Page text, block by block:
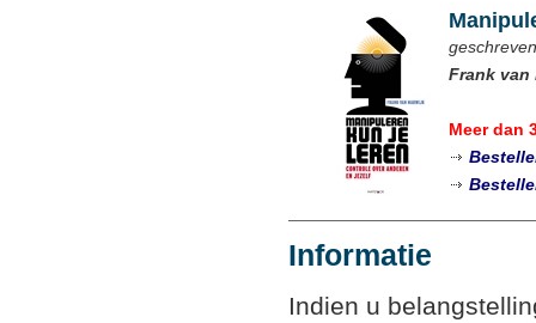
Frank van
Meer dan
Informatie
Indien u